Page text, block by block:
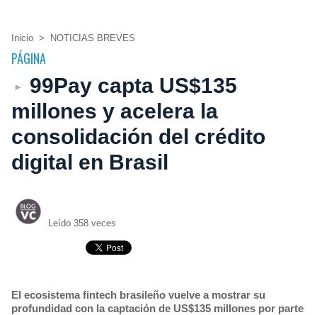
Inicio > NOTICIAS BREVES
PÁGINA
99Pay capta US$135
millones y acelera la
consolidación del crédito
digital en Brasil
Leído 358 veces
El ecosistema fintech brasileño vuelve a mostrar su
profundidad con la captación de US$135 millones por parte